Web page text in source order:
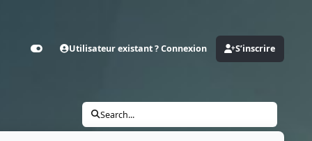
CustomizerUtilisateur existant ? Connexion S’inscrire
Search...